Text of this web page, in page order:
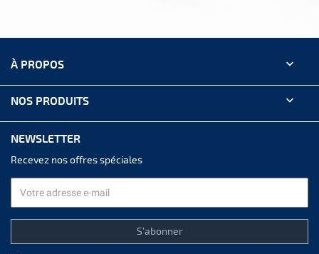
À PROPOS 
NOS PRODUITS 
NEWSLETTER
Recevez nos offres spéciales